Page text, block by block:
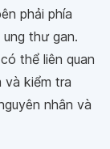
phải phía
thư gan.
thể liên quan
và kiểm tra
nhân và